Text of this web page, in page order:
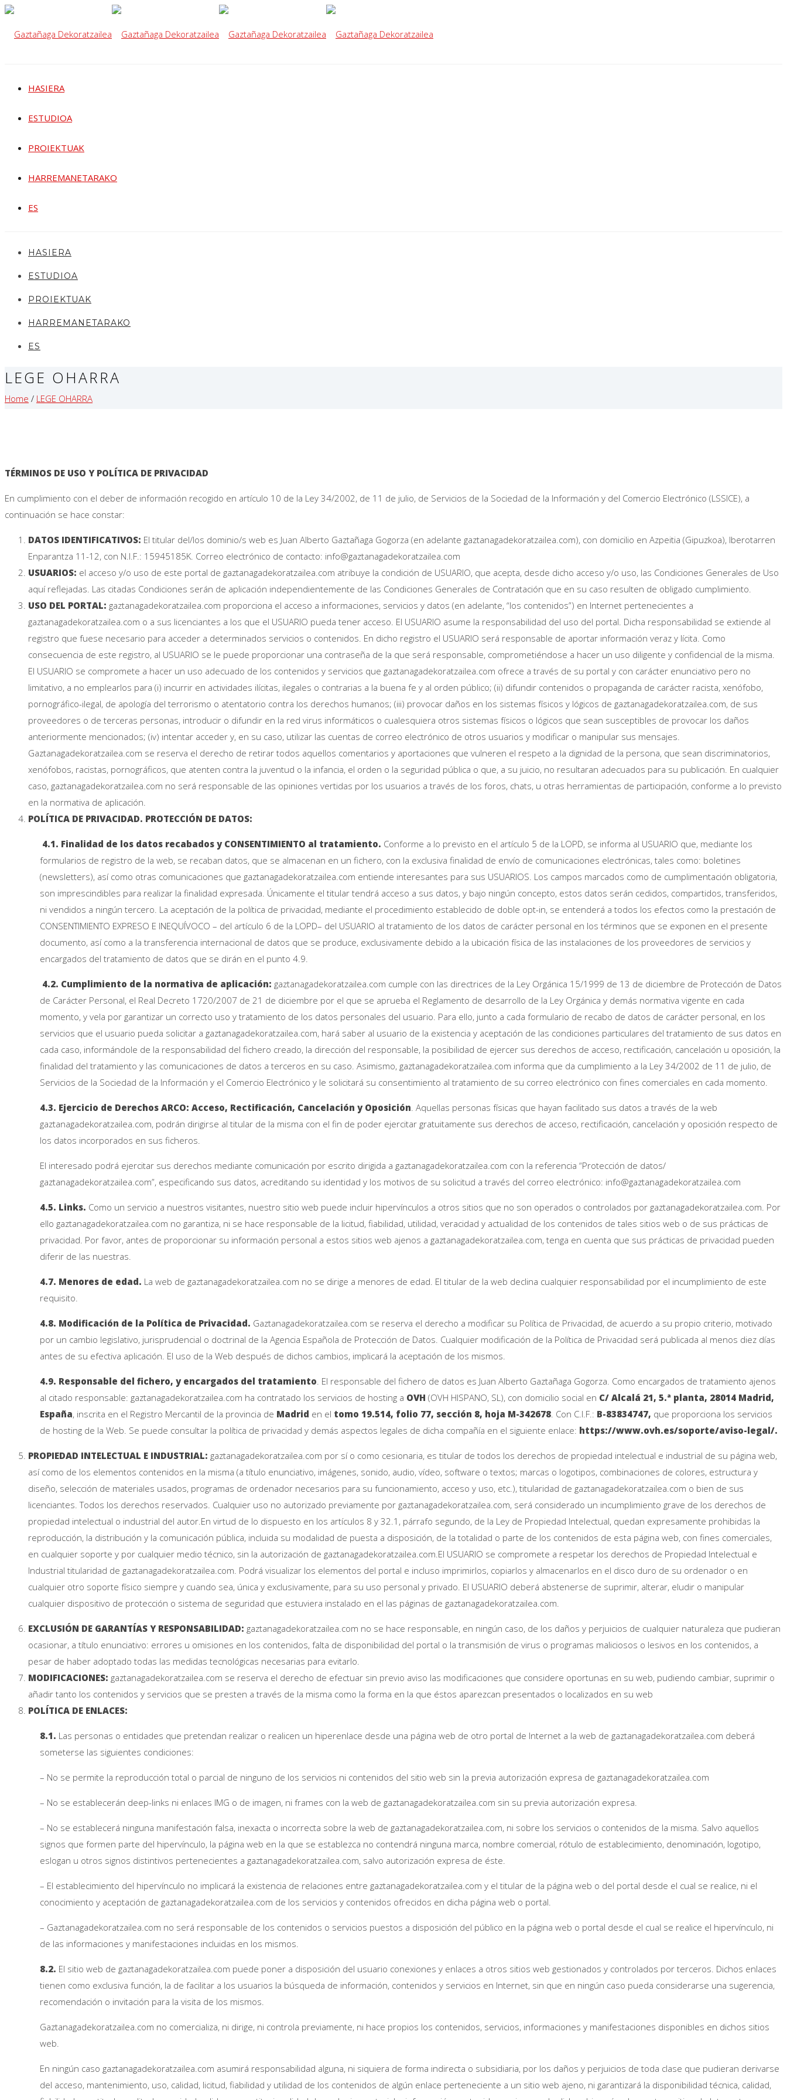
HASIERA
ESTUDIOA
PROIEKTUAK
HARREMANETARAKO
ES
HASIERA
ESTUDIOA
PROIEKTUAK
HARREMANETARAKO
ES
LEGE OHARRA
Home / LEGE OHARRA
TÉRMINOS DE USO Y POLÍTICA DE PRIVACIDAD
En cumplimiento con el deber de información recogido en artículo 10 de la Ley 34/2002, de 11 de julio, de Servicios de la Sociedad de la Información y del Comercio Electrónico (LSSICE), a
continuación se hace constar:
DATOS IDENTIFICATIVOS: El titular del/los dominio/s web es Juan Alberto Gaztañaga Gogorza (en adelante gaztanagadekoratzailea.com), con domicilio en Azpeitia (Gipuzkoa), Iberotarren
Enparantza 11-12, con N.I.F.: 15945185K. Correo electrónico de contacto: info@gaztanagadekoratzailea.com
USUARIOS: el acceso y/o uso de este portal de gaztanagadekoratzailea.com atribuye la condición de USUARIO, que acepta, desde dicho acceso y/o uso, las Condiciones Generales de Uso
aquí reflejadas. Las citadas Condiciones serán de aplicación independientemente de las Condiciones Generales de Contratación que en su caso resulten de obligado cumplimiento.
USO DEL PORTAL: gaztanagadekoratzailea.com proporciona el acceso a informaciones, servicios y datos (en adelante, “los contenidos”) en Internet pertenecientes a
gaztanagadekoratzailea.com o a sus licenciantes a los que el USUARIO pueda tener acceso. El USUARIO asume la responsabilidad del uso del portal. Dicha responsabilidad se extiende al
registro que fuese necesario para acceder a determinados servicios o contenidos. En dicho registro el USUARIO será responsable de aportar información veraz y lícita. Como
consecuencia de este registro, al USUARIO se le puede proporcionar una contraseña de la que será responsable, comprometiéndose a hacer un uso diligente y confidencial de la misma.
El USUARIO se compromete a hacer un uso adecuado de los contenidos y servicios que gaztanagadekoratzailea.com ofrece a través de su portal y con carácter enunciativo pero no
limitativo, a no emplearlos para (i) incurrir en actividades ilícitas, ilegales o contrarias a la buena fe y al orden público; (ii) difundir contenidos o propaganda de carácter racista, xenófobo,
pornográfico-ilegal, de apología del terrorismo o atentatorio contra los derechos humanos; (iii) provocar daños en los sistemas físicos y lógicos de gaztanagadekoratzailea.com, de sus
proveedores o de terceras personas, introducir o difundir en la red virus informáticos o cualesquiera otros sistemas físicos o lógicos que sean susceptibles de provocar los daños
anteriormente mencionados; (iv) intentar acceder y, en su caso, utilizar las cuentas de correo electrónico de otros usuarios y modificar o manipular sus mensajes.
Gaztanagadekoratzailea.com se reserva el derecho de retirar todos aquellos comentarios y aportaciones que vulneren el respeto a la dignidad de la persona, que sean discriminatorios,
xenófobos, racistas, pornográficos, que atenten contra la juventud o la infancia, el orden o la seguridad pública o que, a su juicio, no resultaran adecuados para su publicación. En cualquier
caso, gaztanagadekoratzailea.com no será responsable de las opiniones vertidas por los usuarios a través de los foros, chats, u otras herramientas de participación, conforme a lo previsto
en la normativa de aplicación.
POLÍTICA DE PRIVACIDAD. PROTECCIÓN DE DATOS:
4.1. Finalidad de los datos recabados y CONSENTIMIENTO al tratamiento. Conforme a lo previsto en el artículo 5 de la LOPD, se informa al USUARIO que, mediante los
formularios de registro de la web, se recaban datos, que se almacenan en un fichero, con la exclusiva finalidad de envío de comunicaciones electrónicas, tales como: boletines
(newsletters), así como otras comunicaciones que gaztanagadekoratzailea.com entiende interesantes para sus USUARIOS. Los campos marcados como de cumplimentación obligatoria,
son imprescindibles para realizar la finalidad expresada. Únicamente el titular tendrá acceso a sus datos, y bajo ningún concepto, estos datos serán cedidos, compartidos, transferidos,
ni vendidos a ningún tercero. La aceptación de la política de privacidad, mediante el procedimiento establecido de doble opt-in, se entenderá a todos los efectos como la prestación de
CONSENTIMIENTO EXPRESO E INEQUÍVOCO – del artículo 6 de la LOPD– del USUARIO al tratamiento de los datos de carácter personal en los términos que se exponen en el presente
documento, así como a la transferencia internacional de datos que se produce, exclusivamente debido a la ubicación física de las instalaciones de los proveedores de servicios y
encargados del tratamiento de datos que se dirán en el punto 4.9.
4.2. Cumplimiento de la normativa de aplicación: gaztanagadekoratzailea.com cumple con las directrices de la Ley Orgánica 15/1999 de 13 de diciembre de Protección de Datos
de Carácter Personal, el Real Decreto 1720/2007 de 21 de diciembre por el que se aprueba el Reglamento de desarrollo de la Ley Orgánica y demás normativa vigente en cada
momento, y vela por garantizar un correcto uso y tratamiento de los datos personales del usuario. Para ello, junto a cada formulario de recabo de datos de carácter personal, en los
servicios que el usuario pueda solicitar a gaztanagadekoratzailea.com, hará saber al usuario de la existencia y aceptación de las condiciones particulares del tratamiento de sus datos en
cada caso, informándole de la responsabilidad del fichero creado, la dirección del responsable, la posibilidad de ejercer sus derechos de acceso, rectificación, cancelación u oposición, la
finalidad del tratamiento y las comunicaciones de datos a terceros en su caso. Asimismo, gaztanagadekoratzailea.com informa que da cumplimiento a la Ley 34/2002 de 11 de julio, de
Servicios de la Sociedad de la Información y el Comercio Electrónico y le solicitará su consentimiento al tratamiento de su correo electrónico con fines comerciales en cada momento.
4.3. Ejercicio de Derechos ARCO: Acceso, Rectificación, Cancelación y Oposición. Aquellas personas físicas que hayan facilitado sus datos a través de la web
gaztanagadekoratzailea.com, podrán dirigirse al titular de la misma con el fin de poder ejercitar gratuitamente sus derechos de acceso, rectificación, cancelación y oposición respecto de
los datos incorporados en sus ficheros.
El interesado podrá ejercitar sus derechos mediante comunicación por escrito dirigida a gaztanagadekoratzailea.com con la referencia “Protección de datos/
gaztanagadekoratzailea.com”, especificando sus datos, acreditando su identidad y los motivos de su solicitud a través del correo electrónico: info@gaztanagadekoratzailea.com
4.5. Links. Como un servicio a nuestros visitantes, nuestro sitio web puede incluir hipervínculos a otros sitios que no son operados o controlados por gaztanagadekoratzailea.com. Por
ello gaztanagadekoratzailea.com no garantiza, ni se hace responsable de la licitud, fiabilidad, utilidad, veracidad y actualidad de los contenidos de tales sitios web o de sus prácticas de
privacidad. Por favor, antes de proporcionar su información personal a estos sitios web ajenos a gaztanagadekoratzailea.com, tenga en cuenta que sus prácticas de privacidad pueden
diferir de las nuestras.
4.7. Menores de edad. La web de gaztanagadekoratzailea.com no se dirige a menores de edad. El titular de la web declina cualquier responsabilidad por el incumplimiento de este
requisito.
4.8. Modificación de la Política de Privacidad. Gaztanagadekoratzailea.com se reserva el derecho a modificar su Política de Privacidad, de acuerdo a su propio criterio, motivado
por un cambio legislativo, jurisprudencial o doctrinal de la Agencia Española de Protección de Datos. Cualquier modificación de la Política de Privacidad será publicada al menos diez días
antes de su efectiva aplicación. El uso de la Web después de dichos cambios, implicará la aceptación de los mismos.
4.9. Responsable del fichero, y encargados del tratamiento. El responsable del fichero de datos es Juan Alberto Gaztañaga Gogorza. Como encargados de tratamiento ajenos
al citado responsable: gaztanagadekoratzailea.com ha contratado los servicios de hosting a OVH (OVH HISPANO, SL), con domicilio social en C/ Alcalá 21, 5.ª planta, 28014 Madrid,
España, inscrita en el Registro Mercantil de la provincia de Madrid en el tomo 19.514, folio 77, sección 8, hoja M-342678. Con C.I.F.: B-83834747, que proporciona los servicios
de hosting de la Web. Se puede consultar la política de privacidad y demás aspectos legales de dicha compañía en el siguiente enlace: https://www.ovh.es/soporte/aviso-legal/.
PROPIEDAD INTELECTUAL E INDUSTRIAL: gaztanagadekoratzailea.com por sí o como cesionaria, es titular de todos los derechos de propiedad intelectual e industrial de su página web,
así como de los elementos contenidos en la misma (a título enunciativo, imágenes, sonido, audio, vídeo, software o textos; marcas o logotipos, combinaciones de colores, estructura y
diseño, selección de materiales usados, programas de ordenador necesarios para su funcionamiento, acceso y uso, etc.), titularidad de gaztanagadekoratzailea.com o bien de sus
licenciantes. Todos los derechos reservados. Cualquier uso no autorizado previamente por gaztanagadekoratzailea.com, será considerado un incumplimiento grave de los derechos de
propiedad intelectual o industrial del autor.En virtud de lo dispuesto en los artículos 8 y 32.1, párrafo segundo, de la Ley de Propiedad Intelectual, quedan expresamente prohibidas la
reproducción, la distribución y la comunicación pública, incluida su modalidad de puesta a disposición, de la totalidad o parte de los contenidos de esta página web, con fines comerciales,
en cualquier soporte y por cualquier medio técnico, sin la autorización de gaztanagadekoratzailea.com.El USUARIO se compromete a respetar los derechos de Propiedad Intelectual e
Industrial titularidad de gaztanagadekoratzailea.com. Podrá visualizar los elementos del portal e incluso imprimirlos, copiarlos y almacenarlos en el disco duro de su ordenador o en
cualquier otro soporte físico siempre y cuando sea, única y exclusivamente, para su uso personal y privado. El USUARIO deberá abstenerse de suprimir, alterar, eludir o manipular
cualquier dispositivo de protección o sistema de seguridad que estuviera instalado en el las páginas de gaztanagadekoratzailea.com.
EXCLUSIÓN DE GARANTÍAS Y RESPONSABILIDAD: gaztanagadekoratzailea.com no se hace responsable, en ningún caso, de los daños y perjuicios de cualquier naturaleza que pudieran
ocasionar, a título enunciativo: errores u omisiones en los contenidos, falta de disponibilidad del portal o la transmisión de virus o programas maliciosos o lesivos en los contenidos, a
pesar de haber adoptado todas las medidas tecnológicas necesarias para evitarlo.
MODIFICACIONES: gaztanagadekoratzailea.com se reserva el derecho de efectuar sin previo aviso las modificaciones que considere oportunas en su web, pudiendo cambiar, suprimir o
añadir tanto los contenidos y servicios que se presten a través de la misma como la forma en la que éstos aparezcan presentados o localizados en su web
POLÍTICA DE ENLACES:
8.1. Las personas o entidades que pretendan realizar o realicen un hiperenlace desde una página web de otro portal de Internet a la web de gaztanagadekoratzailea.com deberá
someterse las siguientes condiciones:
– No se permite la reproducción total o parcial de ninguno de los servicios ni contenidos del sitio web sin la previa autorización expresa de gaztanagadekoratzailea.com
– No se establecerán deep-links ni enlaces IMG o de imagen, ni frames con la web de gaztanagadekoratzailea.com sin su previa autorización expresa.
– No se establecerá ninguna manifestación falsa, inexacta o incorrecta sobre la web de gaztanagadekoratzailea.com, ni sobre los servicios o contenidos de la misma. Salvo aquellos
signos que formen parte del hipervínculo, la página web en la que se establezca no contendrá ninguna marca, nombre comercial, rótulo de establecimiento, denominación, logotipo,
eslogan u otros signos distintivos pertenecientes a gaztanagadekoratzailea.com, salvo autorización expresa de éste.
– El establecimiento del hipervínculo no implicará la existencia de relaciones entre gaztanagadekoratzailea.com y el titular de la página web o del portal desde el cual se realice, ni el
conocimiento y aceptación de gaztanagadekoratzailea.com de los servicios y contenidos ofrecidos en dicha página web o portal.
– Gaztanagadekoratzailea.com no será responsable de los contenidos o servicios puestos a disposición del público en la página web o portal desde el cual se realice el hipervínculo, ni
de las informaciones y manifestaciones incluidas en los mismos.
8.2. El sitio web de gaztanagadekoratzailea.com puede poner a disposición del usuario conexiones y enlaces a otros sitios web gestionados y controlados por terceros. Dichos enlaces
tienen como exclusiva función, la de facilitar a los usuarios la búsqueda de información, contenidos y servicios en Internet, sin que en ningún caso pueda considerarse una sugerencia,
recomendación o invitación para la visita de los mismos.
Gaztanagadekoratzailea.com no comercializa, ni dirige, ni controla previamente, ni hace propios los contenidos, servicios, informaciones y manifestaciones disponibles en dichos sitios
web.
En ningún caso gaztanagadekoratzailea.com asumirá responsabilidad alguna, ni siquiera de forma indirecta o subsidiaria, por los daños y perjuicios de toda clase que pudieran derivarse
del acceso, mantenimiento, uso, calidad, licitud, fiabilidad y utilidad de los contenidos de algún enlace perteneciente a un sitio web ajeno, ni garantizará la disponibilidad técnica, calidad,